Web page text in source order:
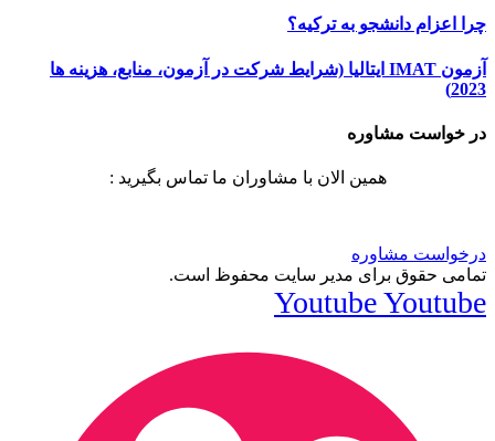
چرا اعزام دانشجو به ترکیه؟
آزمون IMAT ایتالیا (شرایط شرکت در آزمون، منابع، هزینه ها
2023)
در خواست مشاوره
همین الان با مشاوران ما تماس بگیرید :
درخواست مشاوره
تمامی حقوق برای مدیر سایت محفوظ است.
YoutubeYoutube